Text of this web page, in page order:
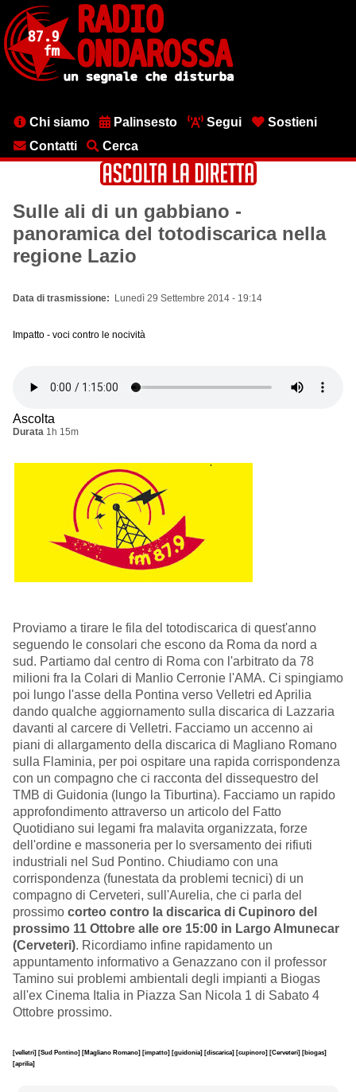
contenuto
principale
MenuChi siamo Palinsesto Segui
Sostieni
Contatti
Cerca
Sulle ali di un gabbiano -
panoramica del totodiscarica nella
regione Lazio
Data di trasmissione Lunedì 29 Settembre 2014 - 19:14
Impatto - voci contro le nocività
Ascolta
Durata 1h 15m
Proviamo a tirare le fila del totodiscarica di quest'anno
seguendo le consolari che escono da Roma da nord a
sud. Partiamo dal centro di Roma con l'arbitrato da 78
milioni fra la Colari di Manlio Cerronie l'AMA. Ci spingiamo
poi lungo l'asse della Pontina verso Velletri ed Aprilia
dando qualche aggiornamento sulla discarica di Lazzaria
davanti al carcere di Velletri. Facciamo un accenno ai
piani di allargamento della discarica di Magliano Romano
sulla Flaminia, per poi ospitare una rapida corrispondenza
con un compagno che ci racconta del dissequestro del
TMB di Guidonia (lungo la Tiburtina). Facciamo un rapido
approfondimento attraverso un articolo del Fatto
Quotidiano sui legami fra malavita organizzata, forze
dell'ordine e massoneria per lo sversamento dei rifiuti
industriali nel Sud Pontino. Chiudiamo con una
corrispondenza (funestata da problemi tecnici) di un
compagno di Cerveteri, sull'Aurelia, che ci parla del
prossimo corteo contro la discarica di Cupinoro del
prossimo 11 Ottobre alle ore 15:00 in Largo Almunecar
(Cerveteri). Ricordiamo infine rapidamento un
appuntamento informativo a Genazzano con il professor
Tamino sui problemi ambientali degli impianti a Biogas
all'ex Cinema Italia in Piazza San Nicola 1 di Sabato 4
Ottobre prossimo.
[velletri] [Sud Pontino] [Magliano Romano] [impatto] [guidonia] [discarica] [cupinoro] [Cerveteri] [biogas]
[aprilia]